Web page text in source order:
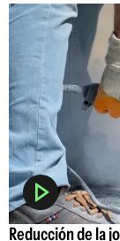
Reducción de la